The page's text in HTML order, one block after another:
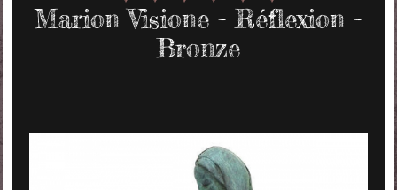
Marion Visione - Réflexion -
Bronze